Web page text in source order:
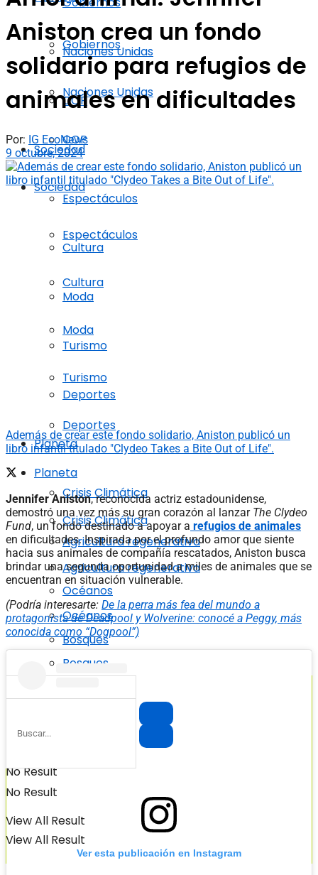
Naciones Unidas
COP
Sociedad
Espectáculos
Cultura
Moda
Turismo
Deportes
Planeta
Crisis Climática
Agricultura regenerativa
Océanos
Bosques
No Result
View All Result
Gobiernos
Naciones Unidas
COP
Sociedad
Espectáculos
Cultura
Moda
Turismo
Deportes
Planeta
Crisis Climática
Agricultura regenerativa
Océanos
Bosques
No Result
View All Result
Aniston crea un fondo
solidario para refugios de
animales en dificultades
Por: IG EcoNews
9 octubre, 2024
Además de crear este fondo solidario, Aniston publicó un
libro infantil titulado "Clydeo Takes a Bite Out of Life".
Jennifer Aniston, reconocida actriz estadounidense,
demostró una vez más su gran corazón al lanzar The Clydeo
Fund, un fondo destinado a apoyar a refugios de animales
en dificultades. Inspirada por el profundo amor que siente
hacia sus animales de compañía rescatados, Aniston busca
brindar una segunda oportunidad a miles de animales que se
encuentran en situación vulnerable.
(Podría interesarte: De la perra más fea del mundo a
protagonista de Deadpool y Wolverine: conocé a Peggy, más
conocida como “Dogpool”)
Ver esta publicación en Instagram